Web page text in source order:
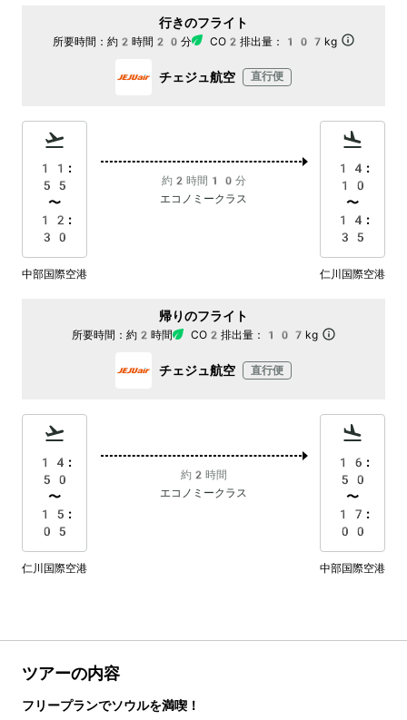
行きのフライト
所要時間： 約2時間20分 CO2排出量： 107kg
チェジュ航空 直行便
11:
55
〜
12:
30
約2時間10分
エコノミークラス
14:
10
〜
14:
35
中部国際空港 仁川国際空港
帰りのフライト
所要時間： 約2時間 CO2排出量： 107kg
チェジュ航空 直行便
14:
50
〜
15:
05
約2時間
エコノミークラス
16:
50
〜
17:
00
仁川国際空港 中部国際空港
ツアーの内容
フリープランでソウルを満喫！